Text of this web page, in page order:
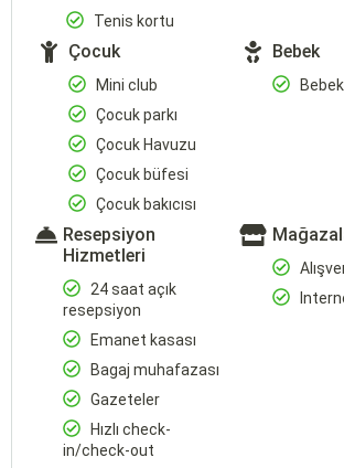
Tenis kortu
Çocuk
Mini club
Çocuk parkı
Çocuk Havuzu
Çocuk büfesi
Çocuk bakıcısı
Bebek
Bebek
Resepsiyon
Hizmetleri
24 saat açık
resepsiyon
Emanet kasası
Bagaj muhafazası
Gazeteler
Hızlı check-
in/check-out